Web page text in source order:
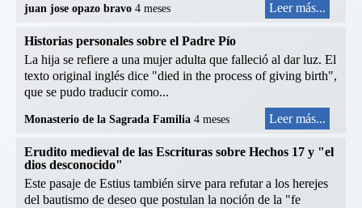
juan jose opazo bravo 4 meses Leer más...
Historias personales sobre el Padre Pío
La hija se refiere a una mujer adulta que falleció al dar luz. El
texto original inglés dice "died in the process of giving birth",
que se pudo traducir como...
Monasterio de la Sagrada Familia 4 meses Leer más...
Erudito medieval de las Escrituras sobre Hechos 17 y "el
dios desconocido"
Este pasaje de Estius también sirve para refutar a los herejes
del bautismo de deseo que postulan la noción de la "fe